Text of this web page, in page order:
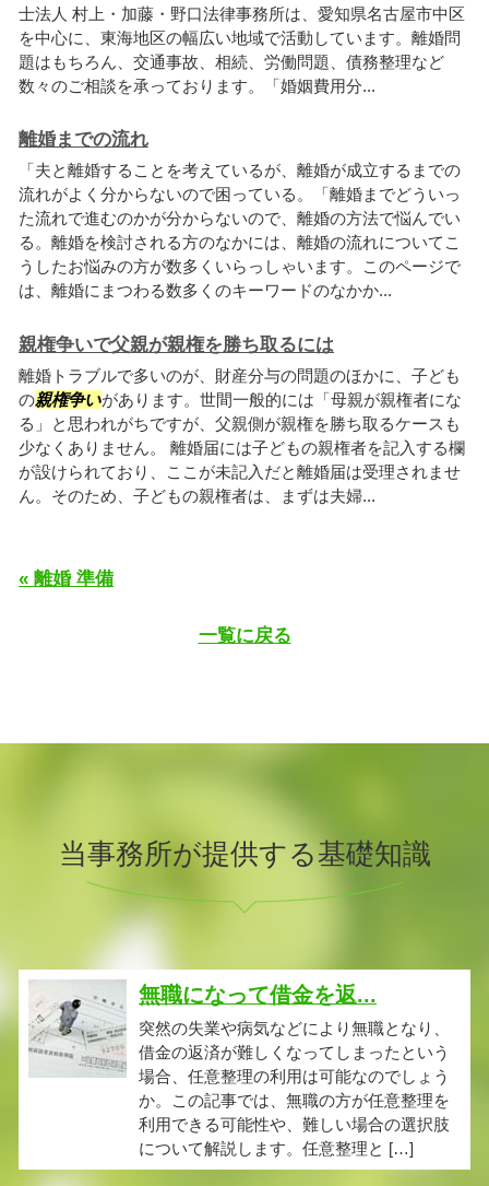
士法人 村上・加藤・野口法律事務所は、愛知県名古屋市中区
を中心に、東海地区の幅広い地域で活動しています。離婚問
題はもちろん、交通事故、相続、労働問題、債務整理など
数々のご相談を承っております。「婚姻費用分...
離婚までの流れ
「夫と離婚することを考えているが、離婚が成立するまでの
流れがよく分からないので困っている。「離婚までどういっ
た流れで進むのかが分からないので、離婚の方法で悩んでい
る。離婚を検討される方のなかには、離婚の流れについてこ
うしたお悩みの方が数多くいらっしゃいます。このページで
は、離婚にまつわる数多くのキーワードのなかか...
親権争いで父親が親権を勝ち取るには
離婚トラブルで多いのが、財産分与の問題のほかに、子ども
の親権争いがあります。世間一般的には「母親が親権者にな
る」と思われがちですが、父親側が親権を勝ち取るケースも
少なくありません。 離婚届には子どもの親権者を記入する欄
が設けられており、ここが未記入だと離婚届は受理されませ
ん。そのため、子どもの親権者は、まずは夫婦...
« 離婚 準備
一覧に戻る
当事務所が提供する基礎知識
無職になって借金を返...
突然の失業や病気などにより無職となり、
借金の返済が難しくなってしまったという
場合、任意整理の利用は可能なのでしょう
か。この記事では、無職の方が任意整理を
利用できる可能性や、難しい場合の選択肢
について解説します。任意整理と […]